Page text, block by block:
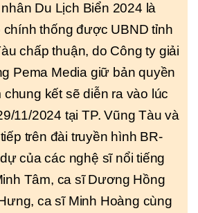
Du Lịch Biển 2024 là
chính thống được UBND tỉnh
chấp thuận, do Công ty giải
Pema Media giữ bản quyền
kết sẽ diễn ra vào lúc
11/2024 tại TP. Vũng Tàu và
trên đài truyền hình BR-
của các nghệ sĩ nổi tiếng
Tâm, ca sĩ Dương Hồng
ca sĩ Minh Hoàng cùng